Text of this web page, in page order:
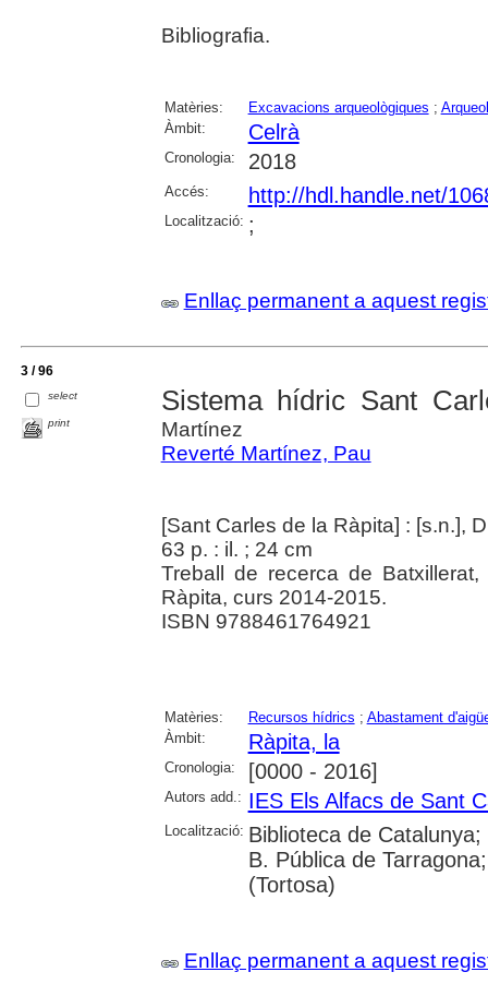
Bibliografia.
Matèries: Excavacions arqueològiques ;
Àmbit:
Celrà
Cronologia: 2018
Accés: http://hdl.handle.net/
Localització: ;
Enllaç permanent a aquest
3 / 96
select
print
Sistema hídric Sant
Martínez
Reverté Martínez, Pau
[Sant Carles de la Ràpita] : [s.n.],
63 p. : il. ; 24 cm
Treball de recerca de
Ràpita, curs 2014-2015.
ISBN 9788461764921
Matèries: Recursos hídrics ; Abastament
Àmbit:
Ràpita, la
Cronologia: [0000 - 2016]
Autors add.: IES Els Alfacs de Sant
Localització: Biblioteca de
B. Pública de
(Tortosa)
Enllaç permanent a aquest